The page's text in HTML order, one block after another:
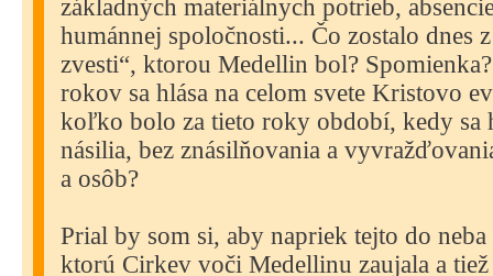
základných materiálnych potrieb,
humánnej spoločnosti... Čo zostalo dnes
zvesti“, ktorou Medellin bol?
rokov sa hlása na celom svete Kristovo
koľko bolo za tieto roky období, kedy sa
násilia, bez znásilňovania a
a osôb?
Prial by som si, aby napriek tejto do
ktorú Cirkev voči Medellinu zaujala a